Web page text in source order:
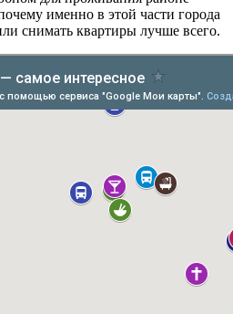
именно в этой части города
снимать квартиры лучше всего.